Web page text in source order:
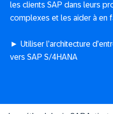
les clients SAP dans leurs
complexes et les aider à en
► Utiliser l’architecture
vers SAP S/4HANA